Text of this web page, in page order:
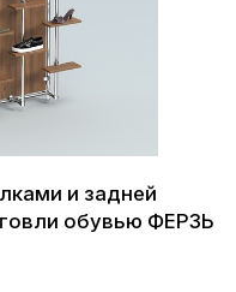
и задней
обувью ФЕРЗЬ